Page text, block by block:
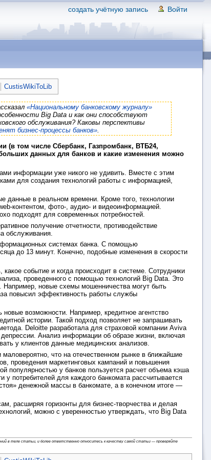
создать учётную запись Войти
CustisWikiToLib
«Национальному банковскому журналу»
Big Data и как они способствуют
обслуживания? Каковы перспективы
бизнес-процессы банков».
(в том числе Сбербанк, Газпромбанк, ВТБ24,
данных для банков и какие изменения можно
информации уже никого не удивить. Вместе с этим
для создания технологий работы с информацией,
данные в реальном времени. Кроме того, технологии
контентом, фото-, аудио- и видеоинформацией.
подходят для современных потребностей.
получение отчетности, противодействие
обслуживания.
системах банка. С помощью
до 13 минут. Конечно, подобные изменения в скорости
событие и когда происходит в системе. Сотрудники
проведенного с помощью технологий Big Data. Это
Например, новые схемы мошенничества могут быть
повысил эффективность работы службы
возможности. Например, кредитное агентство
истории. Такой подход позволяет не запрашивать
Deloitte разработала для страховой компании Aviva
Анализ информации об образе жизни, включая
у клиентов данные медицинских анализов.
что на отечественном рынке в ближайшие
проведения маркетинговых кампаний и повышения
популярностью у банков пользуется расчет объема кэша
потребителей для каждого банкомата рассчитывается
денежной массы в банкомате, а в конечном итоге —
расширяя горизонты для бизнес-творчества и делая
можно с уверенностью утверждать, что Big Data
в теле статьи, и более ответственно относитесь к качеству самой статьи — проверяйте